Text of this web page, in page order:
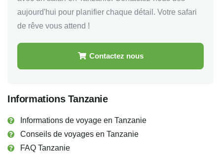
aujourd'hui pour planifier chaque détail. Votre safari
de rêve vous attend !
Contactez nous
Informations Tanzanie
Informations de voyage en Tanzanie
Conseils de voyages en Tanzanie
FAQ Tanzanie